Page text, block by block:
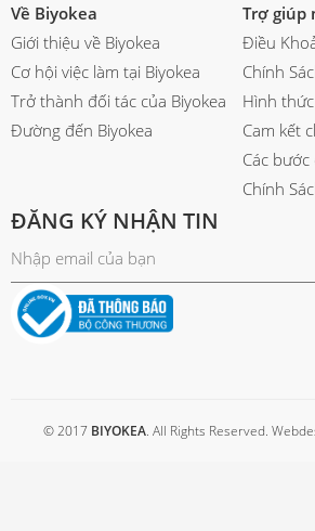
Về Biyokea
Giới thiệu về Biyokea
Cơ hội việc làm tại Biyokea
Trở thành đối tác của Biyokea
Đường đến Biyokea
Trợ giúp
Điều
Chính
Hình
Cam kết
Các
Chính
ĐĂNG KÝ NHẬN TIN
© 2017 BIYOKEA. All Rights Reserved.